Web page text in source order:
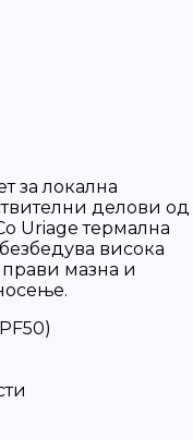
за локална
делови од
Uriage термална
висока
прави мазна и